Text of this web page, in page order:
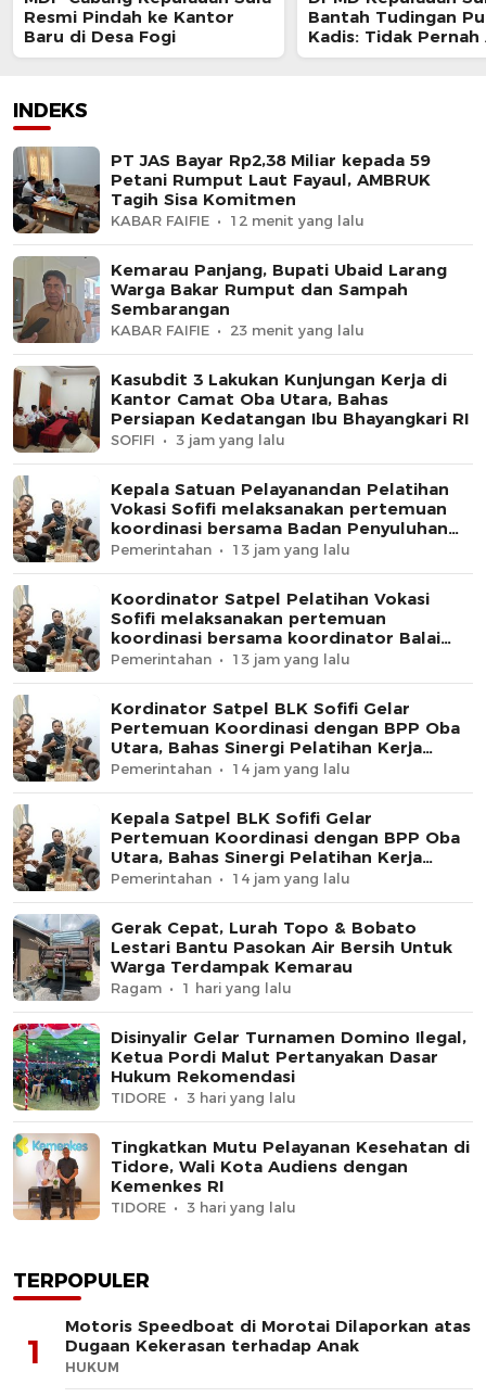
Resmi Pindah ke Kantor
Baru di Desa Fogi
Bantah Tudingan
Kadis: Tidak Pernah
Patokan Bayar
INDEKS
PT JAS Bayar Rp2,38 Miliar kepada 59
Petani Rumput Laut Fayaul, AMBRUK
Tagih Sisa Komitmen
KABAR FAIFIE 12 menit yang lalu
Kemarau Panjang, Bupati Ubaid Larang
Warga Bakar Rumput dan Sampah
Sembarangan
KABAR FAIFIE 23 menit yang lalu
Kasubdit 3 Lakukan Kunjungan Kerja di
Kantor Camat Oba Utara, Bahas
Persiapan Kedatangan Ibu Bhayangkari RI
SOFIFI 3 jam yang lalu
Kepala Satuan Pelayanandan Pelatihan
Vokasi Sofifi melaksanakan pertemuan
koordinasi bersama Badan Penyuluhan
Pertanian (BPP) Oba Utara
Pemerintahan 13 jam yang lalu
Koordinator Satpel Pelatihan Vokasi
Sofifi melaksanakan pertemuan
koordinasi bersama koordinator Balai
Penyuluhan Pertanian Oba Utara
Pemerintahan 13 jam yang lalu
Kordinator Satpel BLK Sofifi Gelar
Pertemuan Koordinasi dengan BPP Oba
Utara, Bahas Sinergi Pelatihan Kerja
Sektor Pertanian
Pemerintahan 14 jam yang lalu
Kepala Satpel BLK Sofifi Gelar
Pertemuan Koordinasi dengan BPP Oba
Utara, Bahas Sinergi Pelatihan Kerja
Sektor Pertanian
Pemerintahan 14 jam yang lalu
Gerak Cepat, Lurah Topo & Bobato
Lestari Bantu Pasokan Air Bersih Untuk
Warga Terdampak Kemarau
Ragam 1 hari yang lalu
Disinyalir Gelar Turnamen Domino Ilegal,
Ketua Pordi Malut Pertanyakan Dasar
Hukum Rekomendasi
TIDORE 3 hari yang lalu
Tingkatkan Mutu Pelayanan Kesehatan di
Tidore, Wali Kota Audiens dengan
Kemenkes RI
TIDORE 3 hari yang lalu
TERPOPULER
1
Motoris Speedboat di Morotai Dilaporkan atas
Dugaan Kekerasan terhadap Anak
HUKUM